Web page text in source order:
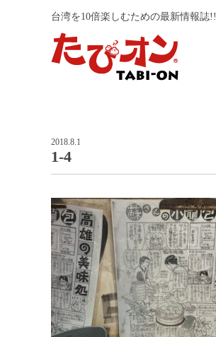
台湾を10倍楽しむための最新情報誌!!
2018.8.1
1-4